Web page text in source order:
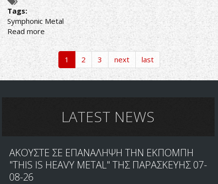
Tags:
Symphonic Metal
Read moreabout
FALLEN
ARISE
ΣΤΟ
VOICES
OF
FESTIVAL
1 2 3 next last
LATEST NEWS
ΑΚΟΥΣΤΕ ΣΕ ΕΠΑΝΑΛΗΨΗ ΤΗΝ ΕΚΠΟΜΠΗ
"THIS IS HEAVY METAL" ΤΗΣ ΠΑΡΑΣΚΕΥΗΣ 07-
08-26